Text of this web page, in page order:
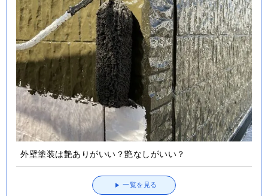
外壁塗装は艶ありがいい？艶なしがいい？
一覧を見る